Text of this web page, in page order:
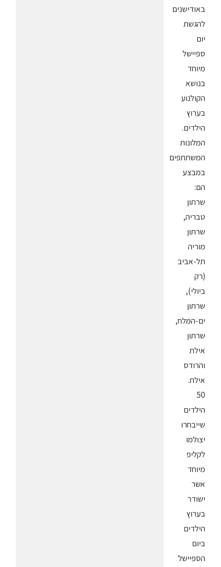
באודישנים
להגשת
יום
ספיישל
מיוחד
בנושא
הקולנוע
בערוץ
הילדים.
המלונות
המשתתפים
במבצע
הם:
שרתון
טבריה,
שרתון
מוריה
תל-אביב
(רק
ביולי),
שרתון
ים-המלח,
שרתון
אילת
והרודס
אילת.
50
הילדים
שייבחרו
יצולמו
לקליפ
מיוחד
אשר
ישודר
בערוץ
הילדים
ביום
הספיישל